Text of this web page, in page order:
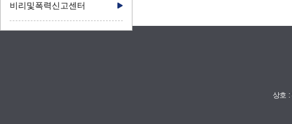
비리및폭력신고센터
상호